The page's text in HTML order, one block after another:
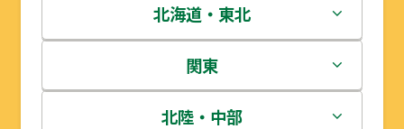
北海道・東北
北海道
青森県
関東
茨城県
北陸・中部